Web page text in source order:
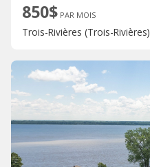
850$ PAR MOIS
Trois-Rivières (Trois-Rivières)